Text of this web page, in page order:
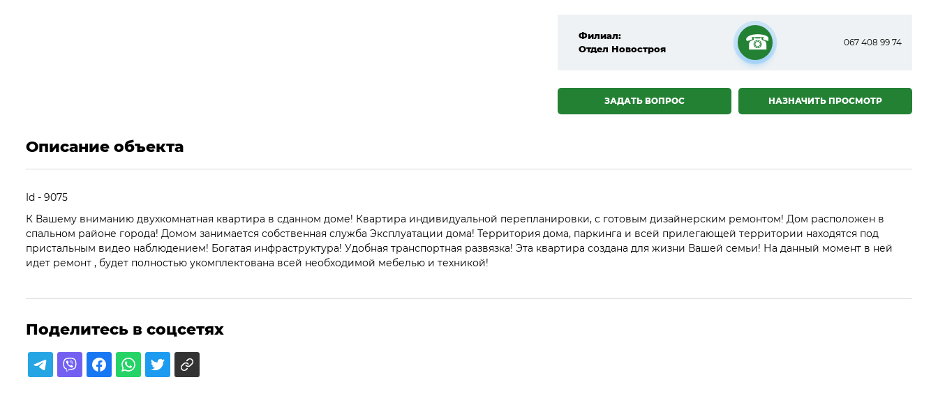
Филиал:
Отдел Новостроя
☎
067 408 99 74
НАЗНАЧИТЬ ПРОСМОТР
ЗАДАТЬ ВОПРОС
Описание объекта
Id - 9075
К Вашему вниманию двухкомнатная квартира в сданном доме! Квартира индивидуальной перепланировки, с готовым дизайнерским ремонтом! Дом расположен в
спальном районе города! Домом занимается собственная служба Эксплуатации дома! Территория дома, паркинга и всей прилегающей территории находятся под
пристальным видео наблюдением! Богатая инфраструктура! Удобная транспортная развязка! Эта квартира создана для жизни Вашей семьи! На данный момент в ней
идет ремонт , будет полностью укомплектована всей необходимой мебелью и техникой!
Поделитесь в соцсетях